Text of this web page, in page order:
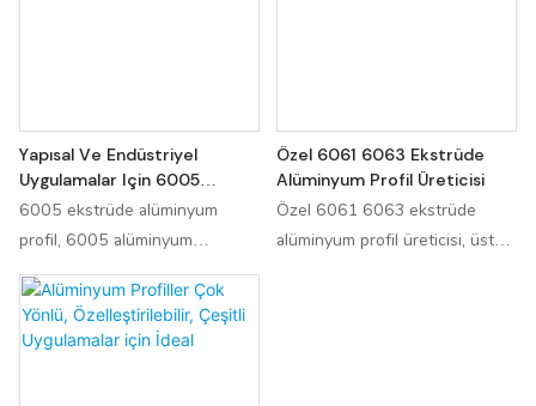
Yapısal Ve Endüstriyel
Uygulamalar Için 6005
Ekstrüde Alüminyum Profil
6005 ekstrüde alüminyum
profil, 6005 alüminyum
alaşımından ekstrüde edilmiş
alüminyum profili ifade eder.
Mükemmel performansı
Özel 6061 6063 Ekstrüde
Alüminyum Profil Üreticisi
Özel 6061 6063 ekstrüde
alüminyum profil üreticisi, üstün